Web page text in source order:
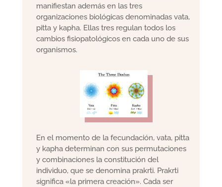
manifiestan además en las tres
organizaciones biológicas denominadas vata,
pitta y kapha. Ellas tres regulan todos los
cambios fisiopatológicos en cada uno de sus
organismos.
En el momento de la fecundación, vata, pitta
y kapha determinan con sus permutaciones
y combinaciones la constitución del
individuo, que se denomina prakrti. Prakrti
significa «la primera creación». Cada ser